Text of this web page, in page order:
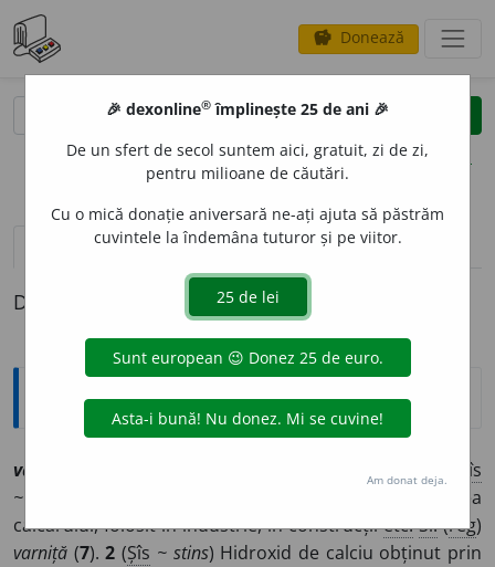
savings Donează
clear
opțiuni
definiții (1) pronunțievolume_up (50)
Definiția cu ID-ul 1218977:
Explicative DEX
var
Șîs
~ nestins
) Oxid de calciu obținut prin calcinarea
calcarului, folosit în industrie, în construcțiietc. Si:(reg)
varniță (7).2 (Șîs ~ stins) Hidroxid de calciu obținut prin
🎉 dexonline® împlinește 25 de ani 🎉
De un sfert de secol suntem aici, gratuit, zi de zi,
pentru milioane de căutări.
Cu o mică donație aniversară ne-ați ajuta să păstrăm
cuvintele la îndemâna tuturor și pe viitor.
Am donat deja.